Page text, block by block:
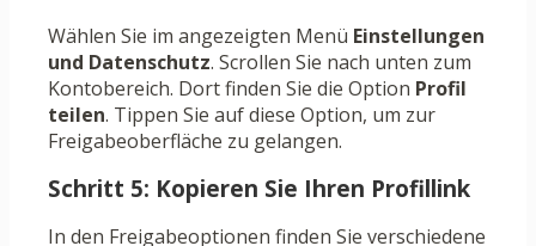
Wählen Sie im angezeigten Menü Einstellungen
und Datenschutz. Scrollen Sie nach unten zum
Kontobereich. Dort finden Sie die Option Profil
teilen. Tippen Sie auf diese Option, um zur
Freigabeoberfläche zu gelangen.
Schritt 5: Kopieren Sie Ihren Profillink
In den Freigabeoptionen finden Sie verschiedene